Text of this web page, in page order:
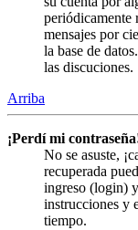
periódicamente
mensajes por
la base de
las discuciones.
Arriba
¡Perdí mi
No se asuste,
recuperada
ingreso (login)
instrucciones y
tiempo.